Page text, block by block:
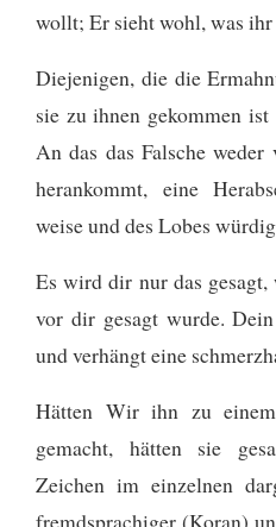
wollt; Er sieht wohl, was
Diejenigen, die die
sie zu ihnen gekommen
An das das Falsche
herankommt, eine
weise und des Lobes
Es wird dir nur das gesagt,
vor dir gesagt wurde.
und verhängt eine
Hätten Wir ihn zu
gemacht, hätten sie
Zeichen im einzelnen
fremdsprachiger (Koran)